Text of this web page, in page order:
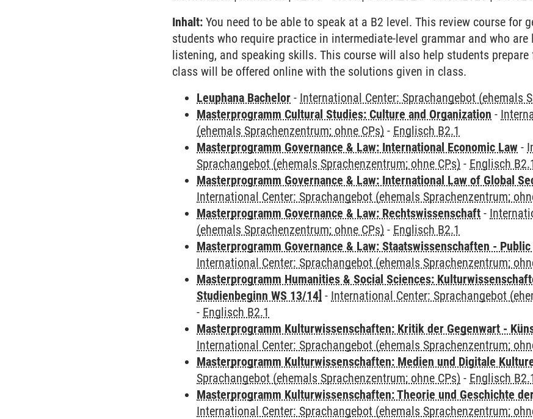
Inhalt: You need to be able to speak at a B2 level. This review course for
students who require practice in intermediate-level grammar and who
listening, and speaking skills. This course will also help students prepare
class will be offered online with the solutions given in class.
Leuphana Bachelor - International Center: Sprachangebot (ehemals
Masterprogramm Cultural Studies: Culture and Organization -
(ehemals Sprachenzentrum; ohne CPs) - Englisch B2.1
Masterprogramm Governance & Law: International Economic Law -
Sprachangebot (ehemals Sprachenzentrum; ohne CPs) - Englisch
Masterprogramm Governance & Law: International Law of Global
International Center: Sprachangebot (ehemals Sprachenzentrum;
Masterprogramm Governance & Law: Rechtswissenschaft -
(ehemals Sprachenzentrum; ohne CPs) - Englisch B2.1
Masterprogramm Governance & Law: Staatswissenschaften -
International Center: Sprachangebot (ehemals Sprachenzentrum;
Masterprogramm Humanities & Social Sciences:
Studienbeginn WS 13/14] - International Center: Sprachangebot
- Englisch B2.1
Masterprogramm Kulturwissenschaften: Kritik der Gegenwart -
International Center: Sprachangebot (ehemals Sprachenzentrum;
Masterprogramm Kulturwissenschaften: Medien und Digitale
Sprachangebot (ehemals Sprachenzentrum; ohne CPs) - Englisch
Masterprogramm Kulturwissenschaften: Theorie und Geschichte
International Center: Sprachangebot (ehemals Sprachenzentrum;